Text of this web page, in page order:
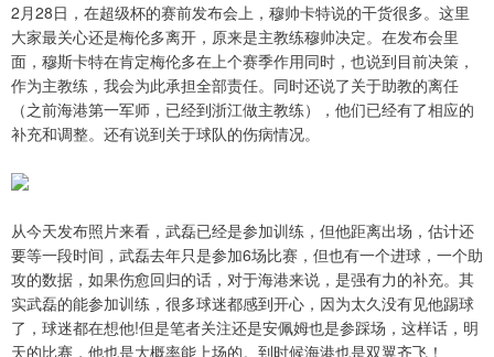
2月28日，在超级杯的赛前发布会上，穆帅卡特说的干货很多。这里
大家最关心还是梅伦多离开，原来是主教练穆帅决定。在发布会里
面，穆斯卡特在肯定梅伦多在上个赛季作用同时，也说到目前决策，
作为主教练，我会为此承担全部责任。同时还说了关于助教的离任
（之前海港第一军师，已经到浙江做主教练），他们已经有了相应的
补充和调整。还有说到关于球队的伤病情况。
从今天发布照片来看，武磊已经是参加训练，但他距离出场，估计还
要等一段时间，武磊去年只是参加6场比赛，但也有一个进球，一个助
攻的数据，如果伤愈回归的话，对于海港来说，是强有力的补充。其
实武磊的能参加训练，很多球迷都感到开心，因为太久没有见他踢球
了，球迷都在想他!但是笔者关注还是安佩姆也是参踩场，这样话，明
天的比赛，他也是大概率能上场的。到时候海港也是双翼齐飞！